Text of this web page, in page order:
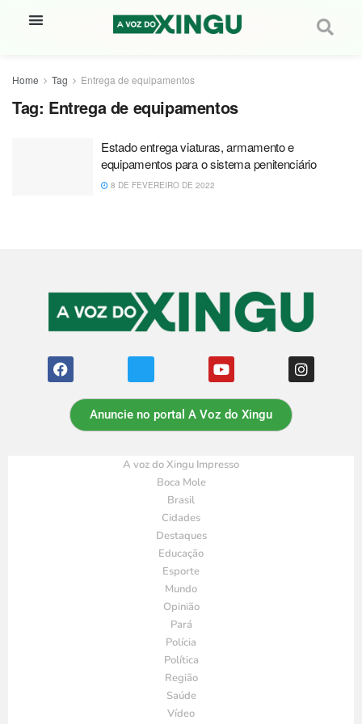
Home Tag Entrega de equipamentos
Tag: Entrega de equipamentos
Estado entrega viaturas, armamento e
equipamentos para o sistema penitenciário
8 DE FEVEREIRO DE 2022
Anuncie no portal A Voz do Xingu
A voz do Xingu Impresso
Boca Mole
Brasil
Cidades
Destaques
Educação
Esporte
Mundo
Opinião
Pará
Polícia
Política
Região
Saúde
Vídeo